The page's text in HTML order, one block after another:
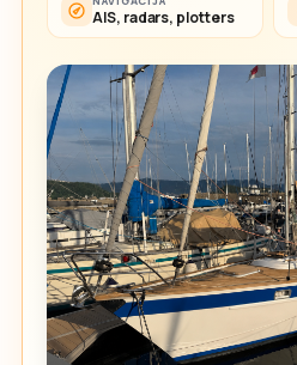
AIS, radars, plotters